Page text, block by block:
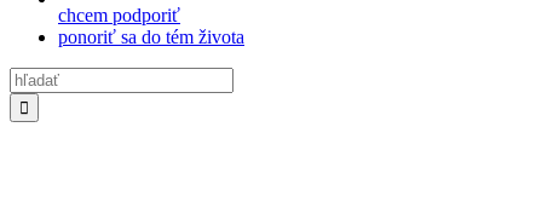
chcem podporiť
ponoriť sa do tém života
Hľadať: